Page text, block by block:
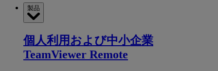
製品
個人利用および中小企業
TeamViewer Remote